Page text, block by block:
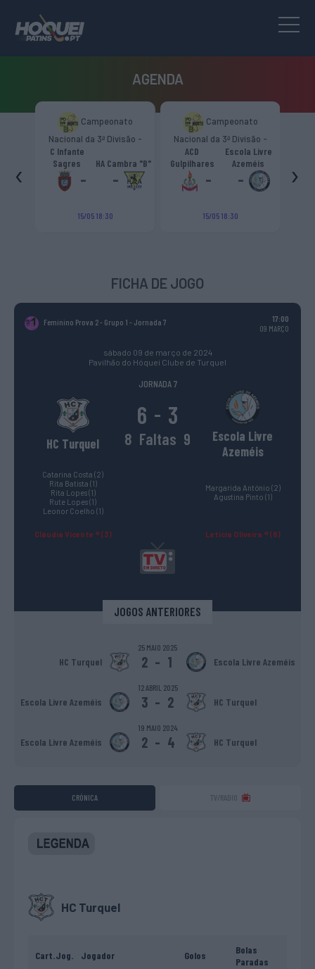
AGENDA
Campeonato
Nacional da 3ª Divisão -
Zona Norte “B”
C Infante
Sagres
-
HA Cambra "B"
-
15/05 18:30
Campeonato
Nacional da 3ª Divisão -
Zona Norte “B”
ACD
Gulpilhares
-
Escola Livre
Azeméis
-
15/05 18:30
‹ ›
FICHA DE JOGO
Feminino Prova 2 - Grupo 1 - Jornada 7
17:00
09 MARÇO
sábado 09 de março de 2024
Pavilhão do Hóquei Clube de Turquel
JORNADA 7
HC Turquel
6 - 3
8 Faltas 9
Escola Livre
Azeméis
Catarina Costa (2)
Rita Batista (1)
Rita Lopes (1)
Rute Lopes (1)
Leonor Coelho (1)
Margarida António (2)
Agustina Pinto (1)
Cláudia Vicente ® (3) Letícia Oliveira ® (6)
JOGOS ANTERIORES
25 MAIO 2025
HC Turquel 2 - 1 Escola Livre Azeméis
12 ABRIL 2025
Escola Livre Azeméis 3 - 2 HC Turquel
19 MAIO 2024
Escola Livre Azeméis 2 - 4 HC Turquel
CRÓNICA TV/RADIO
HC Turquel
Cart.Jog. Jogador Golos
Bolas
Paradas